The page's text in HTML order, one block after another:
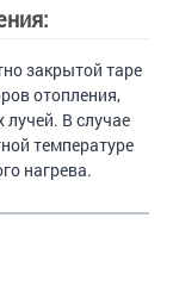
закрытой таре
отопления,
В случае
температуре
нагрева.